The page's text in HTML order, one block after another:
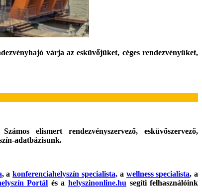
várja az esküvőjüket, céges rendezvényüket,
elismert rendezvényszervező, esküvőszervező,
adatbázisunk.
, akonferenciahelyszín specialista,a wellness specialista, a
Portál és ahelyszinonline.hu segíti felhasználóink